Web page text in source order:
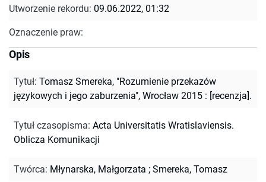
Utworzenie rekordu: 09.06.2022, 01:32
Oznaczenie praw:
Opis
Tytuł: Tomasz Smereka, "Rozumienie przekazów
językowych i jego zaburzenia", Wrocław 2015 : [recenzja].
Tytuł czasopisma: Acta Universitatis Wratislaviensis.
Oblicza Komunikacji
Twórca: Młynarska, Małgorzata ; Smereka, Tomasz